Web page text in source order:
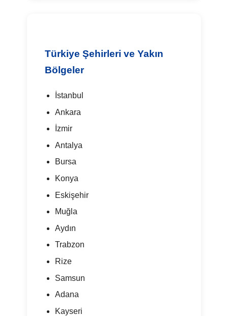
Türkiye Şehirleri ve Yakın
Bölgeler
İstanbul
Ankara
İzmir
Antalya
Bursa
Konya
Eskişehir
Muğla
Aydın
Trabzon
Rize
Samsun
Adana
Kayseri